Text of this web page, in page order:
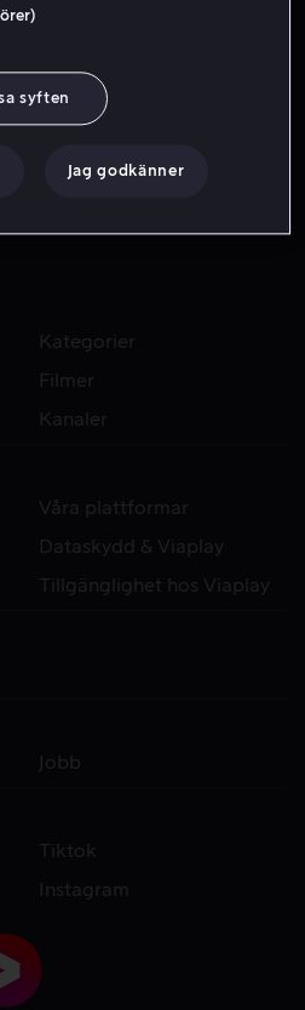
Kategorier
Filmer
Kanaler
Våra plattformar
Dataskydd & Viaplay
Tillgänglighet hos Viaplay
Jobb
Tiktok
Instagram
syften
Jag godkänner